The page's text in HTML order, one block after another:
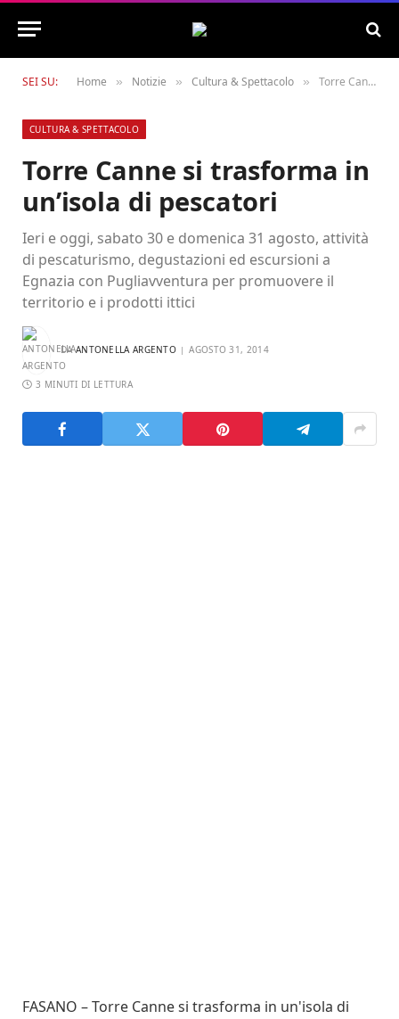
SEI SU: Home » Notizie » Cultura & Spettacolo » Torre Canne si trasforma in un’isola di pescatori
CULTURA & SPETTACOLO
Torre Canne si trasforma in
un’isola di pescatori
Ieri e oggi, sabato 30 e domenica 31 agosto, attività
di pescaturismo, degustazioni ed escursioni a
Egnazia con Pugliavventura per promuovere il
territorio e i prodotti ittici
DA ANTONELLA ARGENTO AGOSTO 31, 2014
3 MINUTI DI LETTURA
FASANO – Torre Canne si trasforma in un'isola di